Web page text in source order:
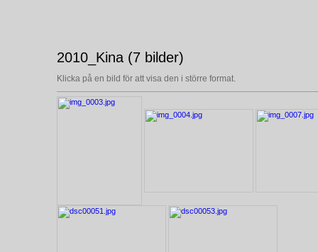
2010_Kina (7 bilder)
Klicka på en bild för att visa den i större format.